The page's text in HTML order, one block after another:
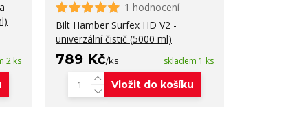
2 ks
1 hodnocení
Bilt Hamber Surfex HD V2 -
univerzální čistič (5000 ml)
789 Kč/ks skladem 1 ks
Vložit do košíku